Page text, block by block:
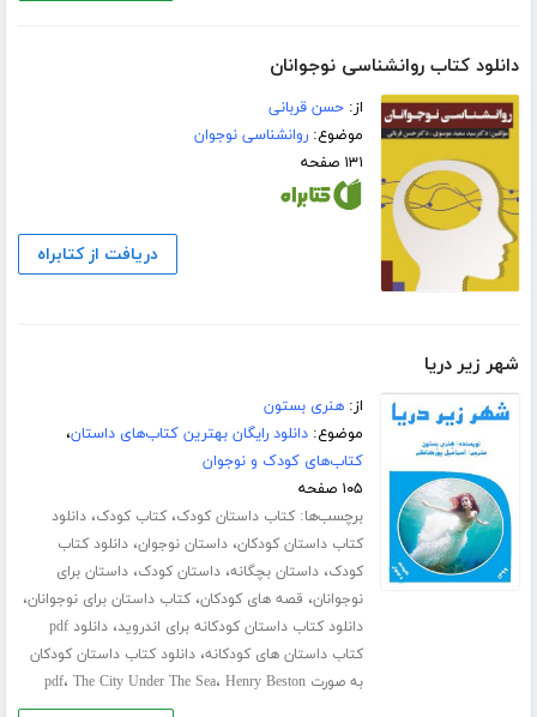
دانلود کتاب روانشناسی نوجوانان
از:حسن قربانی
موضوع:روانشناسی نوجوان
۱۳۱ صفحه
دریافت از کتابراه
شهر زیر دریا
از:هنری بستون
موضوع:دانلود رایگان بهترین کتاب‌های داستان،
کتاب‌های کودک و نوجوان
۱۰۵ صفحه
برچسب‌ها:کتاب داستان کودک،کتاب کودک،دانلود
کتاب داستان کودکان،داستان نوجوان،دانلود کتاب
کودک،داستان بچگانه،داستان کودک،داستان برای
نوجوانان، قصه های کودکان،کتاب داستان برای نوجوانان،
دانلود کتاب داستان کودکانه برای اندروید،
دانلود pdf
کتاب داستان های کودکانه،دانلود کتاب داستان کودکان
به صورت pdf
، The City Under The Sea، Henry Beston